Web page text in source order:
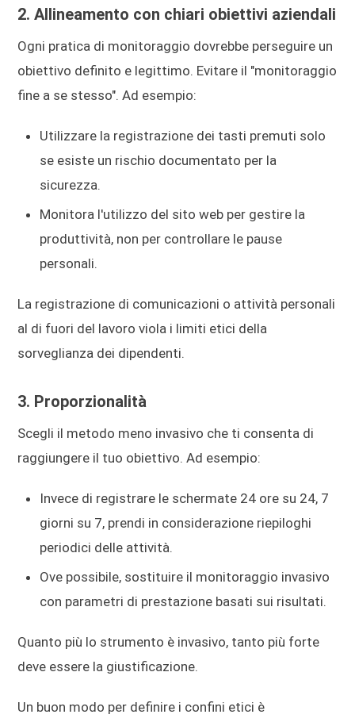
2. Allineamento con chiari obiettivi aziendali
Ogni pratica di monitoraggio dovrebbe perseguire un
obiettivo definito e legittimo. Evitare il "monitoraggio
fine a se stesso". Ad esempio:
Utilizzare la registrazione dei tasti premuti solo
se esiste un rischio documentato per la
sicurezza.
Monitora l'utilizzo del sito web per gestire la
produttività, non per controllare le pause
personali.
La registrazione di comunicazioni o attività personali
al di fuori del lavoro viola i limiti etici della
sorveglianza dei dipendenti.
3. Proporzionalità
Scegli il metodo meno invasivo che ti consenta di
raggiungere il tuo obiettivo. Ad esempio:
Invece di registrare le schermate 24 ore su 24, 7
giorni su 7, prendi in considerazione riepiloghi
periodici delle attività.
Ove possibile, sostituire il monitoraggio invasivo
con parametri di prestazione basati sui risultati.
Quanto più lo strumento è invasivo, tanto più forte
deve essere la giustificazione.
Un buon modo per definire i confini etici è